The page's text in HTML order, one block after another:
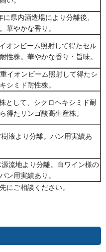
に県内酒造場により分離後、
華やかな香り。
オンビーム照射して得たセル
性株。華やかな香り・旨味。
イオンビーム照射して得たシ
シミド耐性株。
として、シクロヘキシミド耐
得たリンゴ酸高生産株。
樹液より分離。パン用実績あ
源流地より分離。白ワイン様の
ン用実績あり。
にご相談ください。